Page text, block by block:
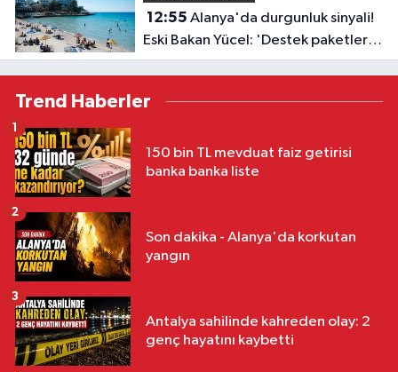
12:55
Eski Bakan Yücel: 'Destek paketleri
turizmin sorununa çözüm değil'
Trend Haberler
150 bin TL mevduat faiz getirisi
banka banka liste
1
Son dakika - Alanya'da korkutan
yangın
2
Antalya sahilinde kahreden olay: 2
genç hayatını kaybetti
3